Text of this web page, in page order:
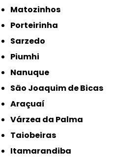
Matozinhos
Porteirinha
Sarzedo
Piumhi
Nanuque
São Joaquim de Bicas
Araçuaí
Várzea da Palma
Taiobeiras
Itamarandiba